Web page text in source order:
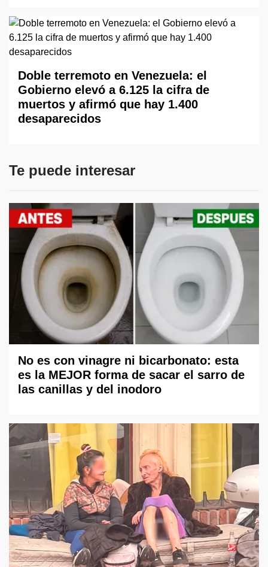
Doble terremoto en Venezuela: el
Gobierno elevó a 6.125 la cifra de
muertos y afirmó que hay 1.400
desaparecidos
Te puede interesar
No es con vinagre ni bicarbonato: esta
es la MEJOR forma de sacar el sarro de
las canillas y del inodoro